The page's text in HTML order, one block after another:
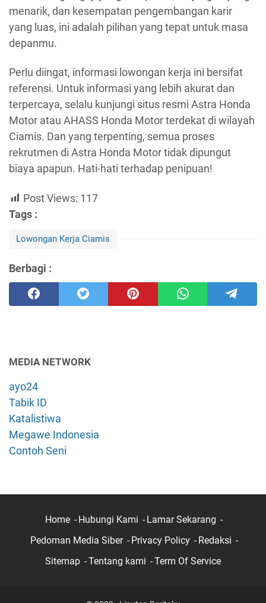
menarik, dan kesempatan pengembangan karir
yang luas, ini adalah pilihan yang tepat untuk masa
depanmu.
Perlu diingat, informasi lowongan kerja ini bersifat
referensi. Untuk informasi yang lebih akurat dan
terpercaya, selalu kunjungi situs resmi Astra Honda
Motor atau AHASS Honda Motor terdekat di wilayah
Ciamis. Dan yang terpenting, semua proses
rekrutmen di Astra Honda Motor tidak dipungut
biaya apapun. Hati-hati terhadap penipuan!
Post Views: 117
Tags :
Lowongan Kerja Ciamis
Berbagi :
MEDIA NETWORK
ayo24
Tabik ID
Katalistiwa
Megawe Indonesia
Contoh Seni
Home Hubungi Kami
Lamar Sekarang
Pedoman Media Siber
Privacy Policy
Redaksi
Sitemap
Tentang kami Term Of Service